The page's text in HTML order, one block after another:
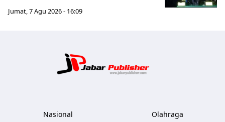
Jumat, 7 Agu 2026 - 16:09
Nasional
Olahraga